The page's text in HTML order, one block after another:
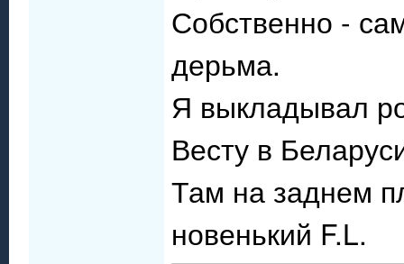
Собственно -
дерьма.
Я выкладывал
Весту в
Там на заднем
новенький F.L.